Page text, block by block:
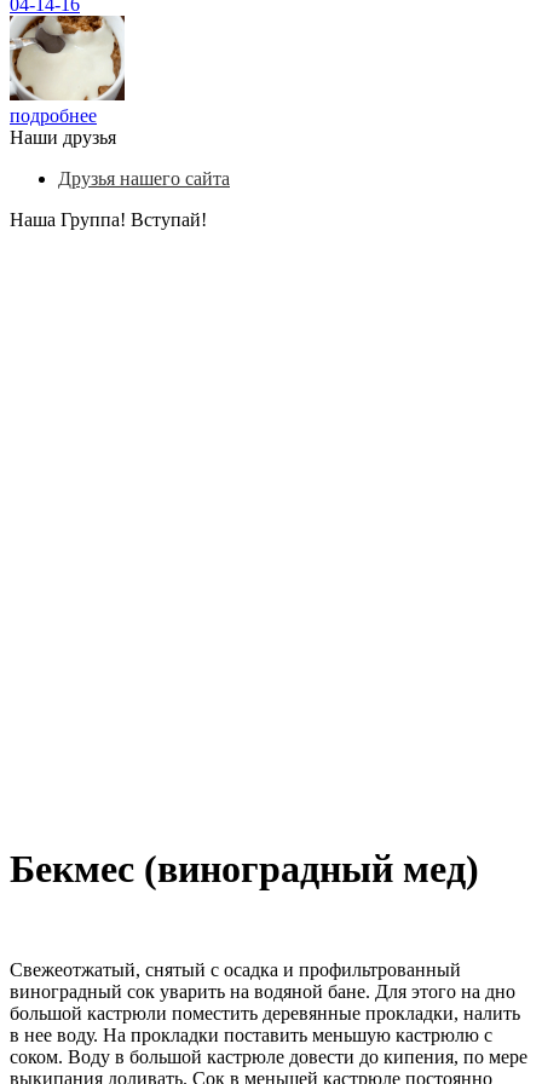
04-14-16
подробнее
Наши друзья
Друзья нашего сайта
Наша Группа! Вступай!
Бекмес (виноградный мед)
Свежеотжатый, снятый с осадка и профильтрованный
виноградный сок уварить на водяной бане. Для этого на дно
большой кастрюли поместить деревянные прокладки, налить
в нее воду. На прокладки поставить меньшую кастрюлю с
соком. Воду в большой кастрюле довести до кипения, по мере
выкипания доливать. Сок в меньшей кастрюле постоянно